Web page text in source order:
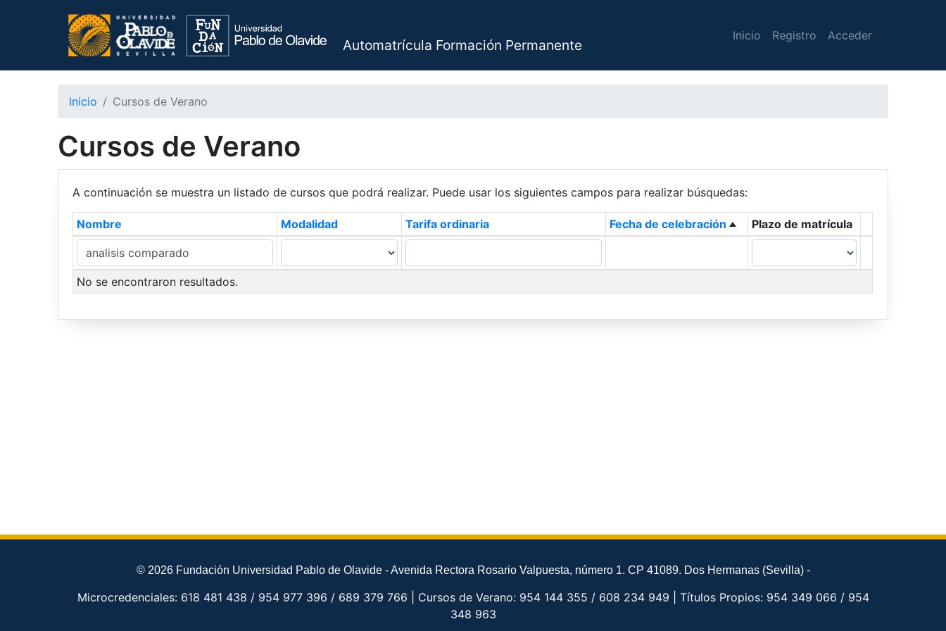
Automatrícula Formación Permanente
Inicio Registro Acceder
Inicio Cursos de Verano
Cursos de Verano
A continuación se muestra un listado de cursos que podrá realizar. Puede usar los siguientes campos para realizar búsquedas:
Nombre Modalidad Tarifa ordinaria Fecha de celebración Plazo de matrícula
No se encontraron resultados.
© 2026 Fundación Universidad Pablo de Olavide - Avenida Rectora Rosario Valpuesta, número 1. CP 41089. Dos Hermanas (Sevilla) -
Microcredenciales: 618 481 438 / 954 977 396 / 689 379 766 | Cursos de Verano: 954 144 355 / 608 234 949 | Títulos Propios: 954 349 066 / 954
348 963